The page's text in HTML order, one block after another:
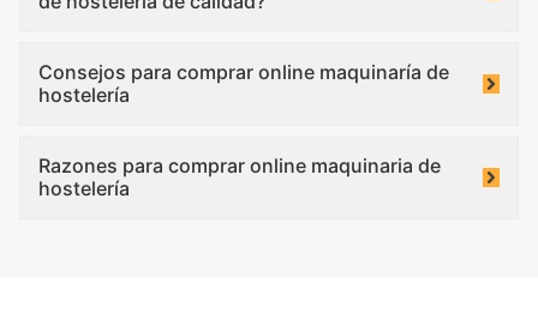
Consejos para comprar online maquinaría de
hostelería
Razones para comprar online maquinaria de
hostelería